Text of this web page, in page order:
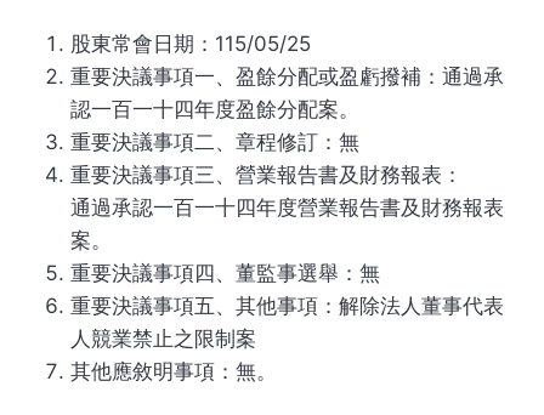
股東常會日期：115/05/25
重要決議事項一、盈餘分配或盈虧撥補：通過承
認一百一十四年度盈餘分配案。
重要決議事項二、章程修訂：無
重要決議事項三、營業報告書及財務報表：
通過承認一百一十四年度營業報告書及財務報表
案。
重要決議事項四、董監事選舉：無
重要決議事項五、其他事項：解除法人董事代表
人競業禁止之限制案
其他應敘明事項：無。